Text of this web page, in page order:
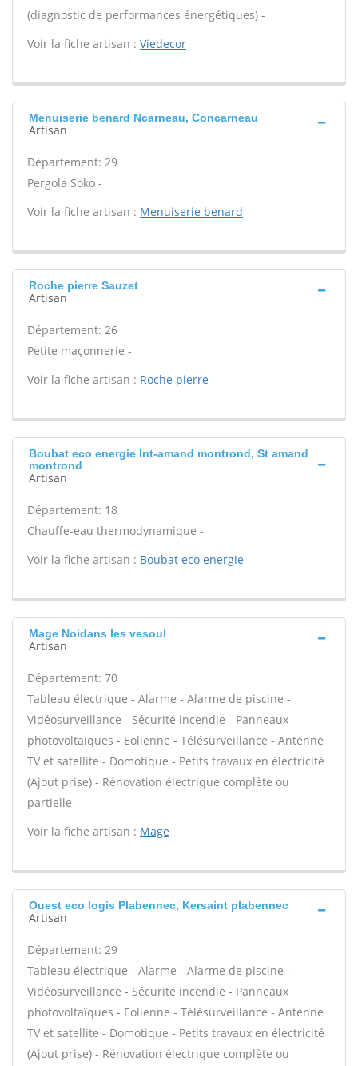
(diagnostic de performances énergétiques) -
Voir la fiche artisan : Viedecor
Menuiserie benard Ncarneau, Concarneau
Artisan
Département: 29
Pergola Soko -
Voir la fiche artisan : Menuiserie benard
Roche pierre Sauzet
Artisan
Département: 26
Petite maçonnerie -
Voir la fiche artisan : Roche pierre
Boubat eco energie Int-amand montrond, St amand
montrond
Artisan
Département: 18
Chauffe-eau thermodynamique -
Voir la fiche artisan : Boubat eco energie
Mage Noidans les vesoul
Artisan
Département: 70
Tableau électrique - Alarme - Alarme de piscine -
Vidéosurveillance - Sécurité incendie - Panneaux
photovoltaïques - Eolienne - Télésurveillance - Antenne
TV et satellite - Domotique - Petits travaux en électricité
(Ajout prise) - Rénovation électrique complète ou
partielle -
Voir la fiche artisan : Mage
Ouest eco logis Plabennec, Kersaint plabennec
Artisan
Département: 29
Tableau électrique - Alarme - Alarme de piscine -
Vidéosurveillance - Sécurité incendie - Panneaux
photovoltaïques - Eolienne - Télésurveillance - Antenne
TV et satellite - Domotique - Petits travaux en électricité
(Ajout prise) - Rénovation électrique complète ou